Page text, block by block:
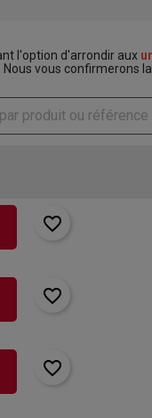
l'option d'arrondir aux
vous confirmerons
favorite_border
favorite_border
favorite_border